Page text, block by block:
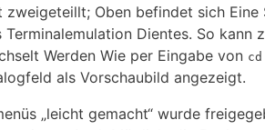
Oben befindet sich
Dientes. So
Werden Wie per Eingabe von
als Vorschaubild angezeigt.
„leicht gemacht“ wurde